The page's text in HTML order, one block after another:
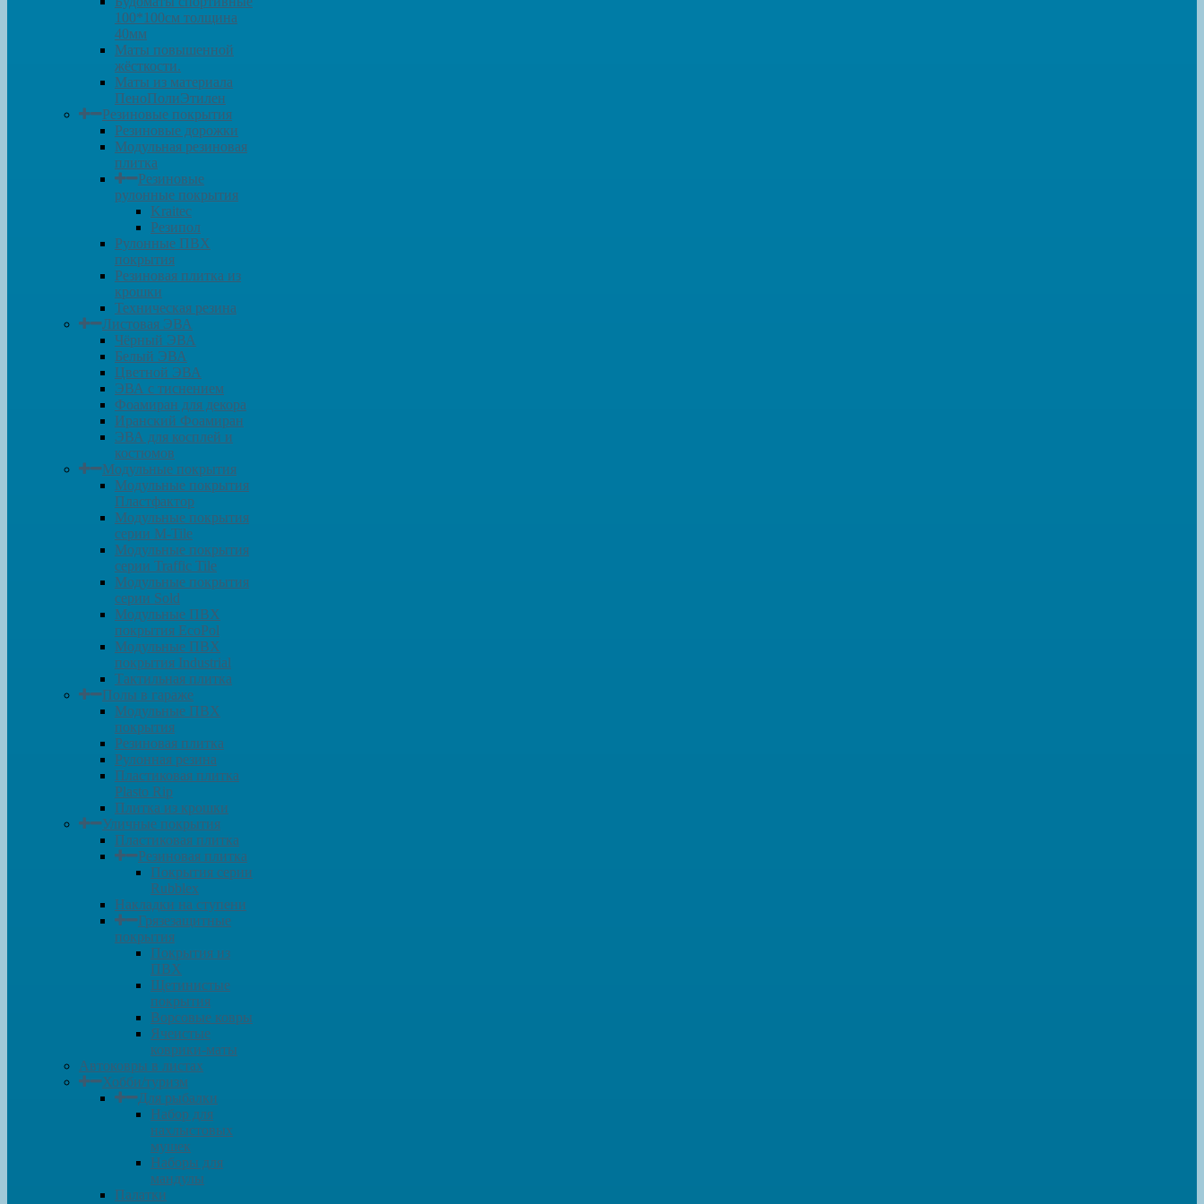
100*100см толщина
40мм
Маты повышенной
жёсткости.
Маты из материала
ПеноПолиЭтилен
Резиновые покрытия
Резиновые дорожки
Модульная резиновая
плитка
Резиновые
рулонные покрытия
Kraitec
Резипол
Рулонные ПВХ
покрытия
Резиновая плитка из
крошки
Техническая резина
Листовая ЭВА
Чёрный ЭВА
Белый ЭВА
Цветной ЭВА
ЭВА с тиснением
Фоамиран для декора
Иранский Фоамиран
ЭВА для косплей и
костюмов
Модульные покрытия
Модульные покрытия
Пластфактор
Модульные покрытия
серии M-Tile
Модульные покрытия
серии Traffic Tile
Модульные покрытия
серии Sold
Модульные ПВХ
покрытия EcoPol
Модульные ПВХ
покрытия Industrial
Тактильная плитка
Полы в гараже
Модульные ПВХ
покрытия
Резиновая плитка
Рулонная резина
Пластиковая плитка
Plasto Rip
Плитка из крошки
Уличные покрытия
Пластиковая плитка
Резиновая плитка
Покрытия серии
Rubblex
Накладки на ступени
Грязезащитные
покрытия
Покрытия из
ПВХ
Щетинистые
покрытия
Ворсовые ковры
Ячеистые
коврики-маты
Автоковры в листах
Хобби/туризм
Для рыбалки
Набор для
нахлыстовых
мушек
Наборы для
мандулы
Палатки